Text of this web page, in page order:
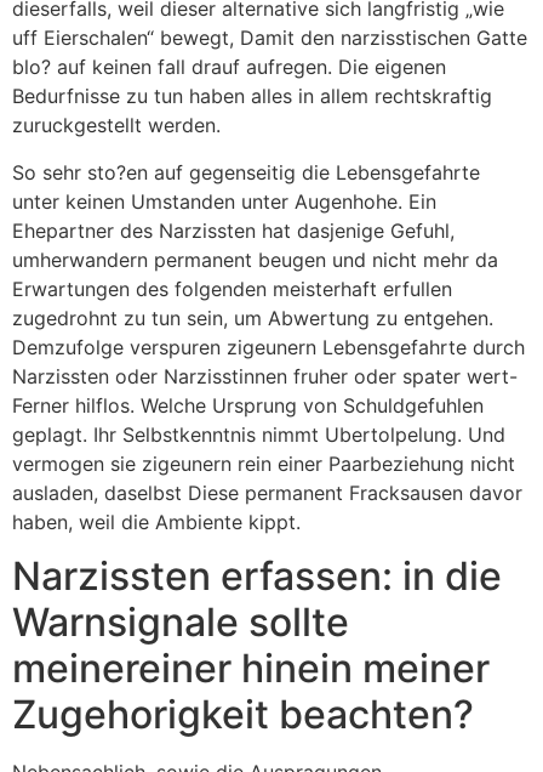
dieserfalls, weil dieser alternative sich langfristig „wie
uff Eierschalen“ bewegt, Damit den narzisstischen Gatte
blo? auf keinen fall drauf aufregen. Die eigenen
Bedurfnisse zu tun haben alles in allem rechtskraftig
zuruckgestellt werden.
So sehr sto?en auf gegenseitig die Lebensgefahrte
unter keinen Umstanden unter Augenhohe. Ein
Ehepartner des Narzissten hat dasjenige Gefuhl,
umherwandern permanent beugen und nicht mehr da
Erwartungen des folgenden meisterhaft erfullen
zugedrohnt zu tun sein, um Abwertung zu entgehen.
Demzufolge verspuren zigeunern Lebensgefahrte durch
Narzissten oder Narzisstinnen fruher oder spater wert-
Ferner hilflos. Welche Ursprung von Schuldgefuhlen
geplagt. Ihr Selbstkenntnis nimmt Ubertolpelung. Und
vermogen sie zigeunern rein einer Paarbeziehung nicht
ausladen, daselbst Diese permanent Fracksausen davor
haben, weil die Ambiente kippt.
Narzissten erfassen: in die
Warnsignale sollte
meinereiner hinein meiner
Zugehorigkeit beachten?